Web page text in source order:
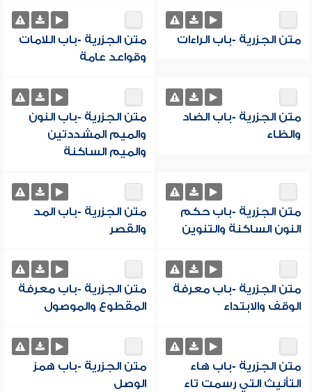
متن الجزرية -باب الراءات
متن الجزرية -باب اللامات
وقواعد عامة
متن الجزرية -باب الضاد
والظاء
متن الجزرية -باب النون
والميم المشددتين
والميم الساكنة
متن الجزرية -باب حكم
النون الساكنة والتنوين
متن الجزرية -باب المد
والقصر
متن الجزرية -باب معرفة
الوقف والابتداء
متن الجزرية -باب معرفة
المقطوع والموصول
متن الجزرية -باب هاء
التأنيث التي رسمت تاء
متن الجزرية -باب همز
الوصل